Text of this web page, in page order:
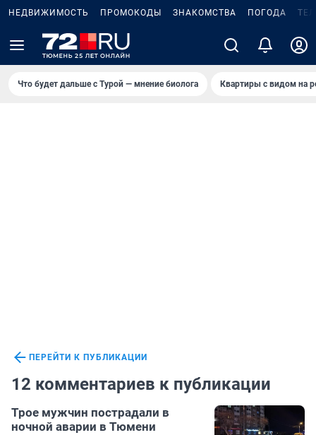
НЕДВИЖИМОСТЬ ПРОМОКОДЫ ЗНАКОМСТВА ПОГОДА
Что будет дальше с Турой — мнение биолога Квартиры с видом на
ПЕРЕЙТИ К ПУБЛИКАЦИИ
12 комментариев к публикации
Трое мужчин пострадали в
ночной аварии в Тюмени